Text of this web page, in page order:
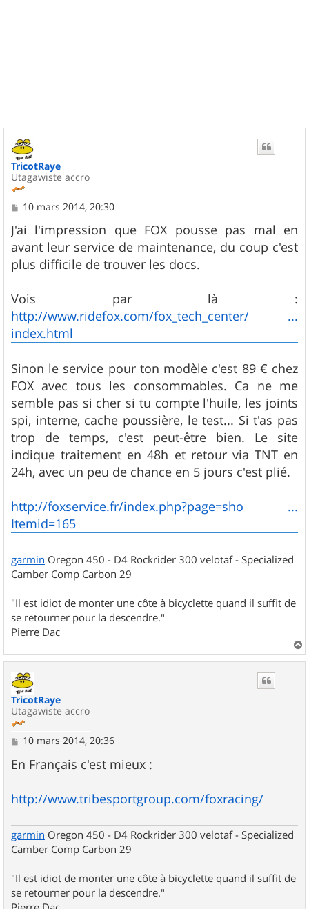
TricotRaye
Utagawiste accro
M
s
s
a
g
e
10 mars 2014, 20:30
J'ai l'impression que FOX pousse pas mal en
avant leur service de maintenance, du coup c'est
plus difficile de trouver les docs.
Vois par là :
http://www.ridefox.com/fox_tech_center/ ...
index.html
Sinon le service pour ton modèle c'est 89 € chez
FOX avec tous les consommables. Ca ne me
semble pas si cher si tu compte l'huile, les joints
spi, interne, cache poussière, le test... Si t'as pas
trop de temps, c'est peut-être bien. Le site
indique traitement en 48h et retour via TNT en
24h, avec un peu de chance en 5 jours c'est plié.
http://foxservice.fr/index.php?page=sho ...
Itemid=165
garmin Oregon 450 - D4 Rockrider 300 velotaf - Specialized
Camber Comp Carbon 29
"Il est idiot de monter une côte à bicyclette quand il suffit de
se retourner pour la descendre."
Pierre Dac
a
TricotRaye
Utagawiste accro
M
s
s
g
e
10 mars 2014, 20:36
En Français c'est mieux :
http://www.tribesportgroup.com/foxracing/
garmin Oregon 450 - D4 Rockrider 300 velotaf - Specialized
Camber Comp Carbon 29
"Il est idiot de monter une côte à bicyclette quand il suffit de
se retourner pour la descendre."